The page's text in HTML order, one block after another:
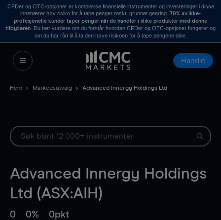
CFDer og OTC-opsjoner er komplekse finansielle instrumenter og investeringer i disse
innebærer høy risiko for å tape penger raskt, grunnet gearing. 70% av ikke-
profesjonelle kunder taper penger når de handler i slike produkter med denne
tilbyderen . Du bør vurdere om du forstår hvordan CFDer og OTC-opsjoner fungerer og
om du har råd til å ta den høye risikoen for å tape pengene dine.
Handle
Hem Markedsutvalg Advanced Innergy Holdings Ltd
Advanced Innergy Holdings
Ltd (ASX:AIH)
0 0% 0pkt